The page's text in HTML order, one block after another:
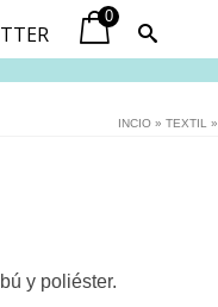
0
INCIO » TEXTIL »
y poliéster.